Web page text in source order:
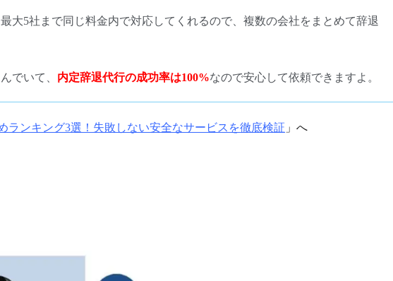
最大5社まで同じ料金内で対応してくれるので、複数の会社をまとめて辞退
でいて、 内定辞退代行の成功率は100%なので安心して依頼できますよ。
ランキング3選！失敗しない安全なサービスを徹底検証 」へ